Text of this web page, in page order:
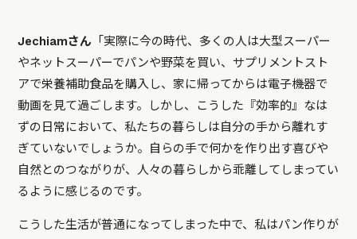
Jechiamさん 「実際に今の時代、多くの人は大型スーパー
やネットスーパーでパンや野菜を買い、サプリメントスト
アで栄養補助食品を購入し、家に帰ってからは電子機器で
動画を見て過ごします。しかし、こうした『効率的』なは
ずの日常において、私たちの暮らしは自分の手から離れす
ぎていないでしょうか。自らの手で何かを作り出す喜びや
自然とのつながりが、人々の暮らしから乖離してしまってい
るように感じるのです。
こうした生活が普通になってしまった中で、私はパン作りが